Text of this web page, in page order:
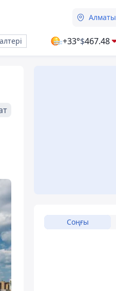
Алматы
+33°$467.48
Соңғы